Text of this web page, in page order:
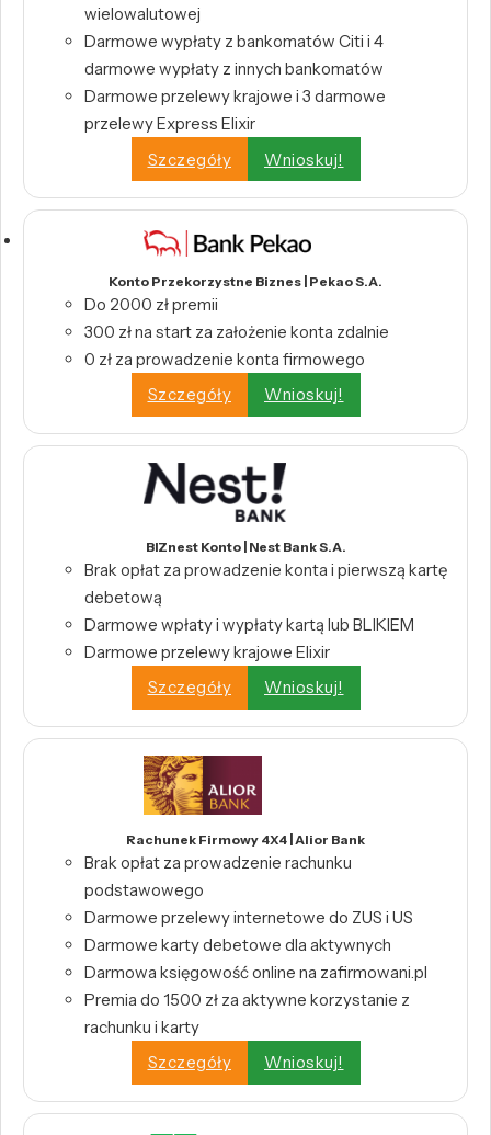
wielowalutowej
Darmowe wypłaty z bankomatów Citi i 4
darmowe wypłaty z innych bankomatów
Darmowe przelewy krajowe i 3 darmowe
przelewy Express Elixir
Szczegóły
Wnioskuj!
Konto Przekorzystne Biznes | Pekao S.A.
Do 2000 zł premii
300 zł na start za założenie konta zdalnie
0 zł za prowadzenie konta firmowego
Szczegóły
Wnioskuj!
BIZnest Konto | Nest Bank S.A.
Brak opłat za prowadzenie konta i pierwszą kartę
debetową
Darmowe wpłaty i wypłaty kartą lub BLIKIEM
Darmowe przelewy krajowe Elixir
Szczegóły
Wnioskuj!
Rachunek Firmowy 4X4 | Alior Bank
Brak opłat za prowadzenie rachunku
podstawowego
Darmowe przelewy internetowe do ZUS i US
Darmowe karty debetowe dla aktywnych
Darmowa księgowość online na zafirmowani.pl
Premia do 1500 zł za aktywne korzystanie z
rachunku i karty
Szczegóły
Wnioskuj!